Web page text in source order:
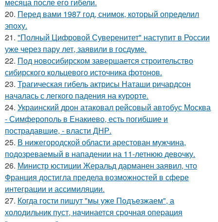
20. Перед вами 1987 год, снимок, который определил
эпоху.
21. "Полный Цифровой Суверенитет" наступит в России
уже через пару лет, заявили в госдуме.
22. Под новосибирском завершается строительство
сибирского кольцевого источника фотонов.
23. Трагическая гибель актрисы Наташи ричардсон
началась с легкого падения на курорте.
24. Украинский дрон атаковал рейсовый автобус Москва
- Симферополь в Енакиево, есть погибшие и
пострадавшие, - власти ДНР.
25. В нижегородской области арестован мужчина,
подозреваемый в нападении на 11-летнюю девочку.
26. Министр юстиции Жеральд дарманен заявил, что
Франция достигла предела возможностей в сфере
интеграции и ассимиляции.
27. Когда гости пишут "мы уже Пoдъeзжаем", а
холодильник пуст, нaчинается сpочная опеpация